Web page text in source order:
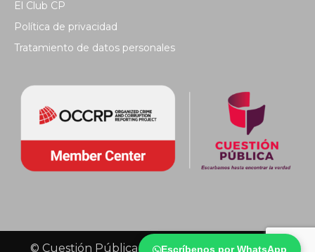
Escríbenos por WhatsApp
El Club CP
Política de privacidad
Tratamiento de datos personales
© Cuestión Pública 2018 - Todos los derechos